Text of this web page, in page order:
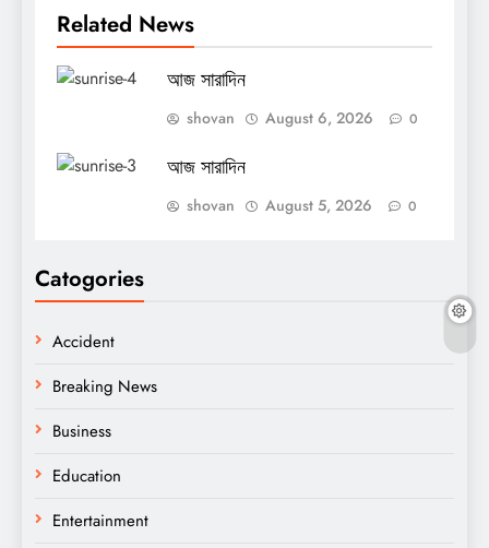
Related News
আজ সারাদিন
shovan August 6, 2026 0
আজ সারাদিন
shovan August 5, 2026 0
Catogories
Accident
Breaking News
Business
Education
Entertainment